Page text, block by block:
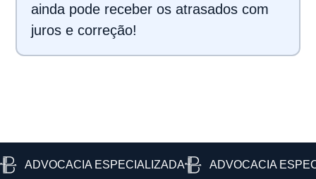
ainda pode receber os atrasados com
juros e correção!
ADVOCACIA ESPECIALIZADA ADVOCACIA